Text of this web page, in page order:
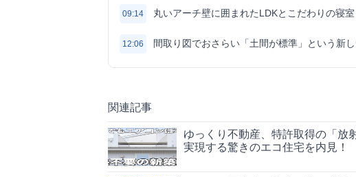
09:14 丸いアーチ壁に囲まれたLDKとこだわりの寝室
12:06 間取り図でおさらい「土間が標準」という新
関連記事
ゆっくり不動産、特許取得の「放
実現する驚きのエコ住宅を内見！